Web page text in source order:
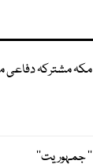
مکہ مشترکہ دفاعی
’’ جمہوریت‘‘